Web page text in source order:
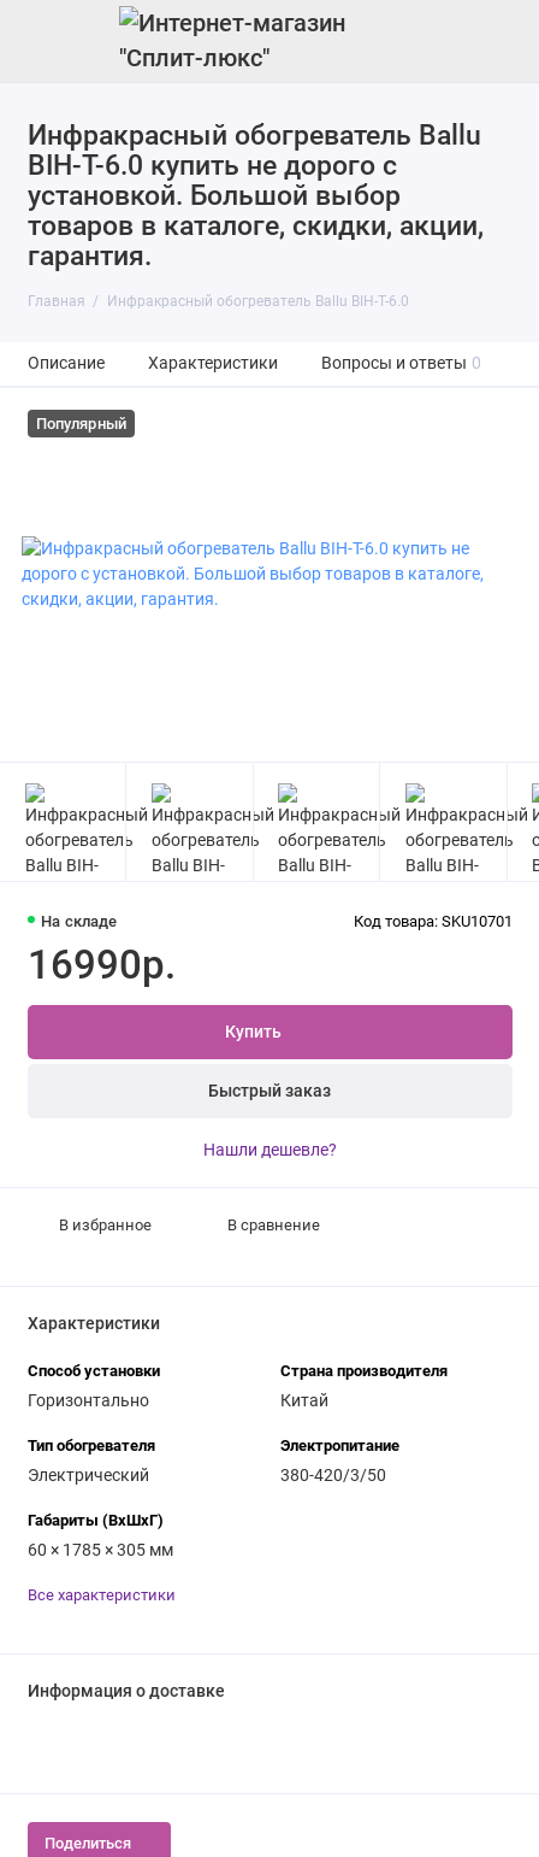
Инфракрасный обогреватель Ballu
BIH-T-6.0 купить не дорого с
установкой. Большой выбор
товаров в каталоге, скидки, акции,
гарантия.
Главная Инфракрасный обогреватель Ballu BIH-T-6.0
Описание Характеристики Вопросы и ответы 0
Популярный
На складе Код товара: SKU10701
16990р.
Купить
Быстрый заказ
Нашли дешевле?
В избранное В сравнение
Характеристики
Способ установки
Горизонтально
Страна производителя
Китай
Тип обогревателя
Электрический
Электропитание
380-420/3/50
Габариты (ВхШхГ)
60 × 1785 × 305 мм
Все характеристики
Информация о доставке
Поделиться